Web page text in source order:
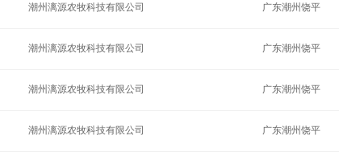
潮州漓源农牧科技有限公司 广东潮州饶平
潮州漓源农牧科技有限公司 广东潮州饶平
潮州漓源农牧科技有限公司 广东潮州饶平
潮州漓源农牧科技有限公司 广东潮州饶平